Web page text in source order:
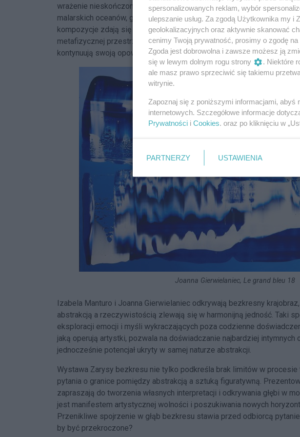
wrażenie nieskończonej opowieści. Charakterystyczne dla artystki
malarskich oceanów, gdzie każdy ruch pędzla jest jak fala na
kompozycje zdają się być nieograniczone, prowadząc widza ku
metafizycznej przestrzeni. Są to dzieła, które są żywe – zrodzone z
kontynuują swoją opowieść dzięki ich nabywcom dostającym szanse
Joanna Gierwielaniec, Le grand bleu 18
Izabela Manturo i Joanna Gierwielaniec odkrywają bezkresny
abstrakcją a rzeczywistością zlewają się w harmonijną jedność. Taki
eksploracji emocji i myśli wykraczających poza codzienne
jaką operują artystki, pozwala na doświadczanie najbardziej
jednocześnie potencjał ukryty w samej naturze abstrakcji.
Wystawa Zarysy bezkresu nie tylko podkreśla brak limitów w
pytania o granice pomiędzy abstrakcją a sztuką figuratywną.
zapraszają do tworzenia własnych interpretacji i odkrywania głębi w
jest manifestem artystycznej wolności i poszukiwania nowych
Przenikliwe spojrzenie w głąb bezkresu stawia przed odbiorcą
by być przekroczone?
spersonalizowanych reklam, wybór
ulepszanie usług. Za zgodą Użytkownika my i
geolokalizacyjnych oraz aktywnie skanować
cenimy Twoją prywatność, prosimy o zgodę
Zgoda jest dobrowolna i zawsze możesz ją
się w lewym dolnym rogu strony
. Niektóre
ale masz prawo sprzeciwić się takiemu
witrynie.
Zapoznaj się z poniższymi informacjami,
internetowych. Szczegółowe informacje
Prywatności i Cookies. oraz po kliknięciu w
PARTNERZY USTAWIENIA